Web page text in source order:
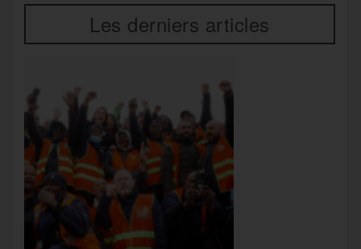
Les derniers articles